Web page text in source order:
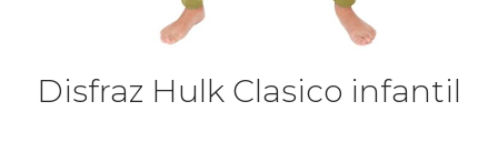
Disfraz Hulk Clasico infantil